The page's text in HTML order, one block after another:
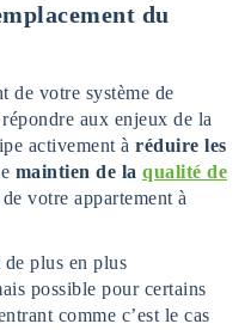
du
de votre système de
aux enjeux de la
activement à réduire les
maintien de la qualité de
votre appartement à
plus en plus
possible pour certains
comme c’est le cas